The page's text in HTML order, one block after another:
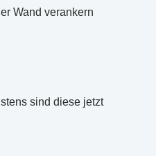
Wand verankern
sind diese jetzt